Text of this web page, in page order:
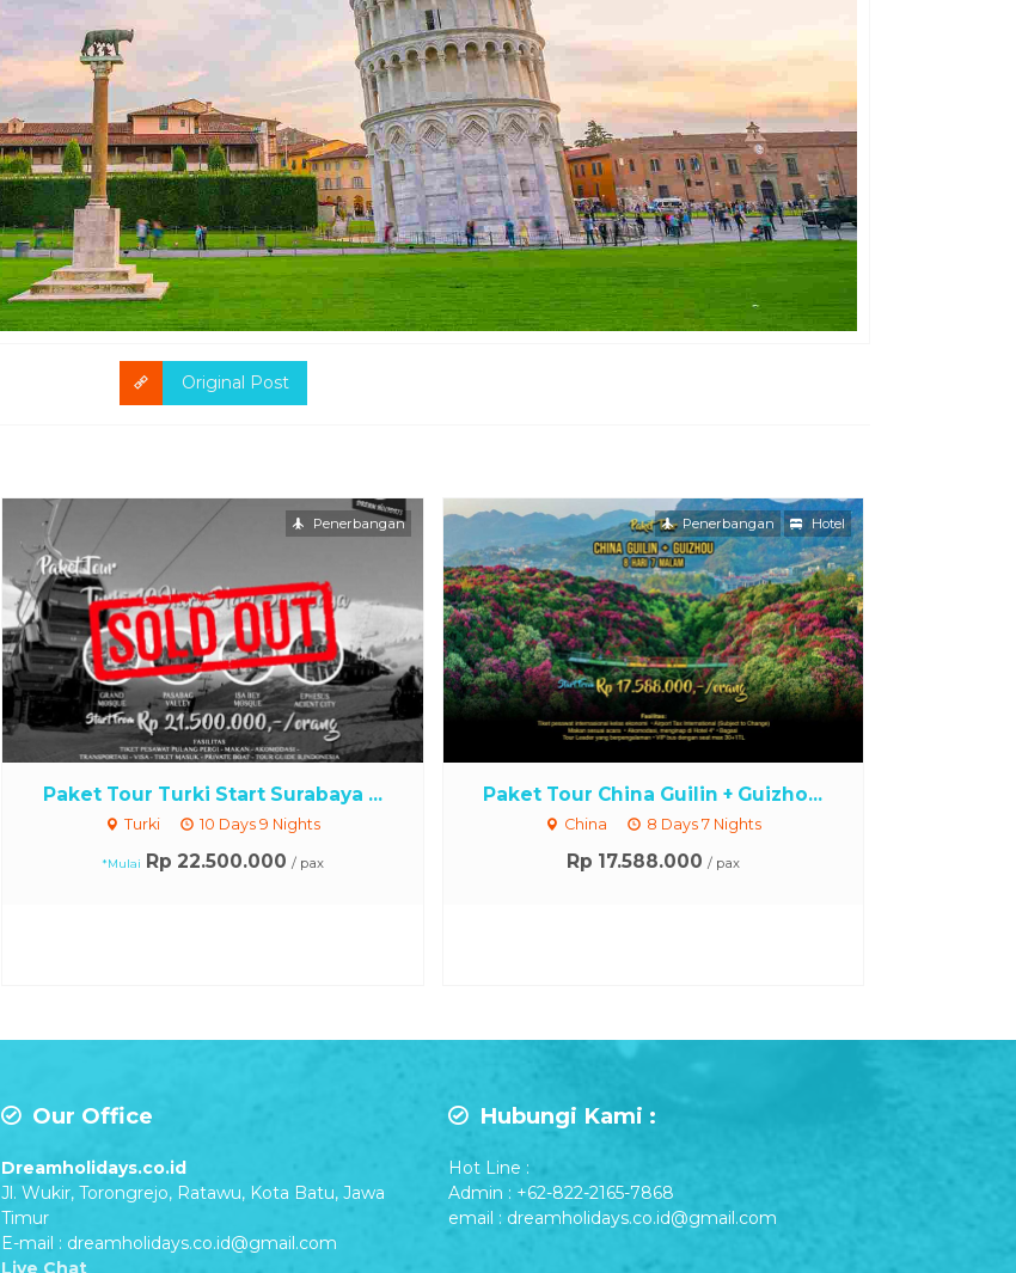
Original Post
Paket Tour Turki Start Surabaya ...
Turki 10 Days 9 Nights
*Mulai Rp 22.500.000 / pax
Penerbangan
Paket Tour China Guilin + Guizho...
China 8 Days 7 Nights
Rp 17.588.000 / pax
Penerbangan Hotel
Our Office
Dreamholidays.co.id
Jl. Wukir, Torongrejo, Ratawu, Kota Batu, Jawa
Timur
E-mail : dreamholidays.co.id@gmail.com
Live Chat
Hubungi Kami :
Hot Line :
Admin : +62-822-2165-7868
email : dreamholidays.co.id@gmail.com